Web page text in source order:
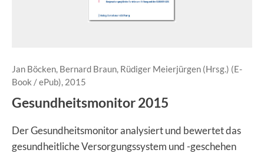
Jan Böcken, Bernard Braun, Rüdiger Meierjürgen (Hrsg.) (E-
Book / ePub), 2015
Gesundheitsmonitor 2015
Der Gesundheitsmonitor analysiert und bewertet das
gesundheitliche Versorgungssystem und -geschehen